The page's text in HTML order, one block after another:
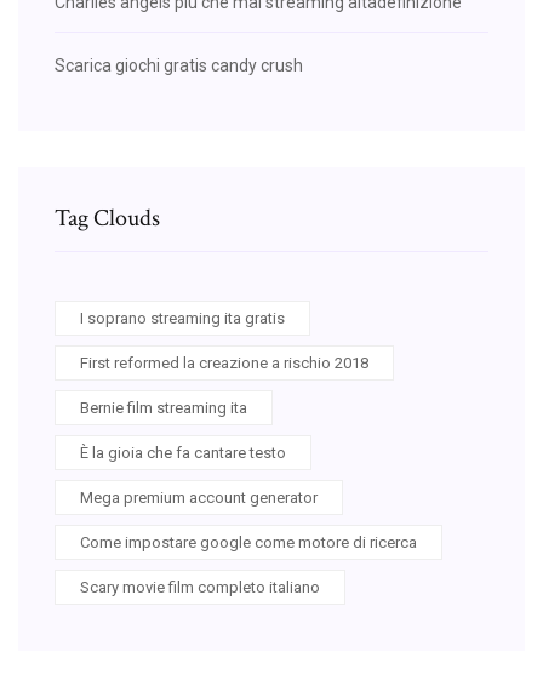
Scarica giochi gratis candy crush
Tag Clouds
I soprano streaming ita gratis
First reformed la creazione a rischio 2018
Bernie film streaming ita
È la gioia che fa cantare testo
Mega premium account generator
Come impostare google come motore di ricerca
Scary movie film completo italiano